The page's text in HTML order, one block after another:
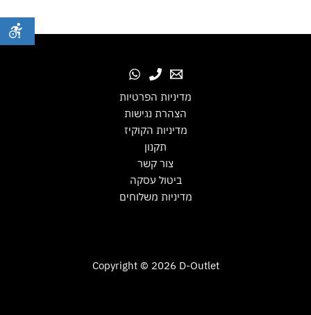
מדיניות הפרטיות
הצהרת נגישות
מדיניות הקוקיז
תקנון
צור קשר
ביטול עסקה
מדיניות משלוחים
Copyright © 2026 D-Outlet